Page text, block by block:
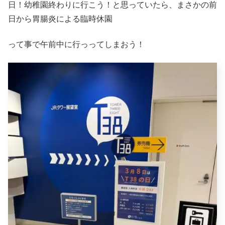
日！幼稚園終わりに行こう！と思っていたら、まさかの前
日から胃腸炎による臨時休園
って事で午前中に行っってしまおう！